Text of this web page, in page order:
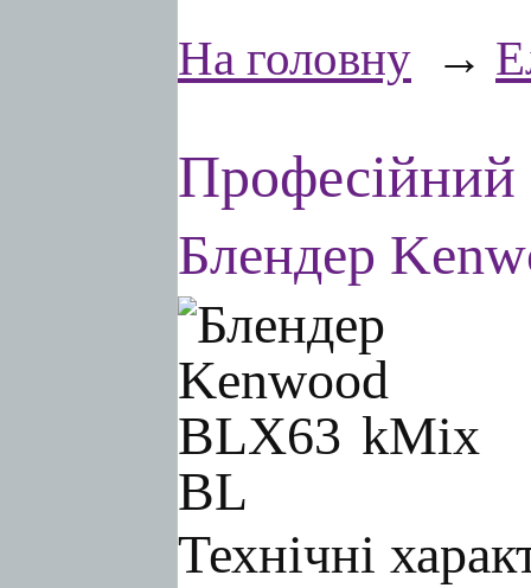
На головну →
Професійний
Блендер
Технічні